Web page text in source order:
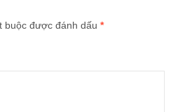
buộc được đánh dấu *